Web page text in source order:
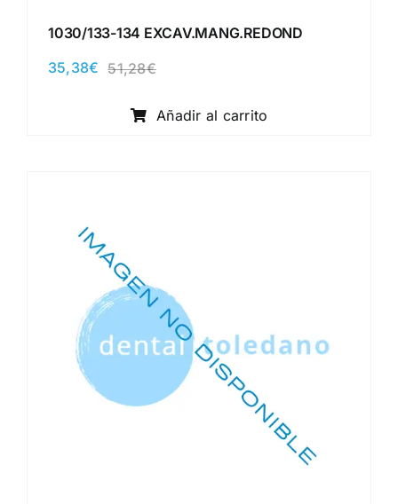
1030/133-134 EXCAV.MANG.REDOND
51,28€El
original
era:
35,38€
El
actual
es:
Añadir al carrito